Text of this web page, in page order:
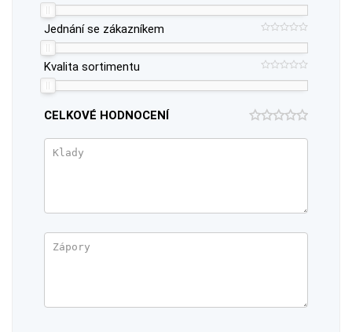
Jednání se zákazníkem
Kvalita sortimentu
CELKOVÉ HODNOCENÍ